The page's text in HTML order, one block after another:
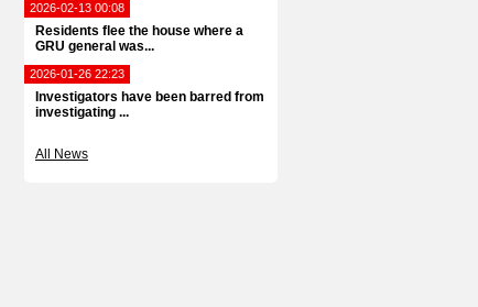
2026-02-13 00:08
Residents flee the house where a
GRU general was...
2026-01-26 22:23
Investigators have been barred from
investigating ...
All News